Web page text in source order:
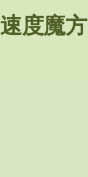
速度魔方